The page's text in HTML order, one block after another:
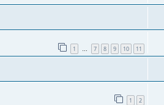
1 … 7 8 9 10 11
1 2